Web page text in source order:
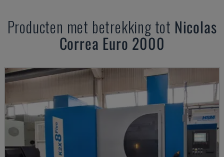
Producten met betrekking tot Nicolas
Correa Euro 2000